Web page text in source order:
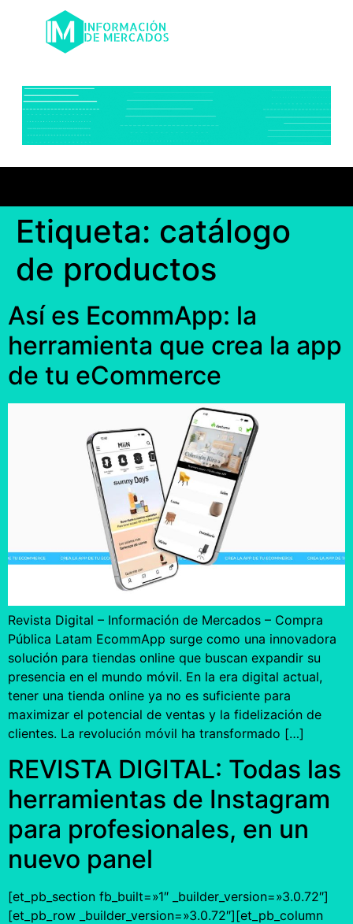
Etiqueta: catálogo
de productos
Así es EcommApp: la
herramienta que crea la app
de tu eCommerce
Revista Digital – Información de Mercados – Compra
Pública Latam EcommApp surge como una innovadora
solución para tiendas online que buscan expandir su
presencia en el mundo móvil. En la era digital actual,
tener una tienda online ya no es suficiente para
maximizar el potencial de ventas y la fidelización de
clientes. La revolución móvil ha transformado […]
REVISTA DIGITAL: Todas las
herramientas de Instagram
para profesionales, en un
nuevo panel
[et_pb_section fb_built=»1″ _builder_version=»3.0.72″]
[et_pb_row _builder_version=»3.0.72″][et_pb_column